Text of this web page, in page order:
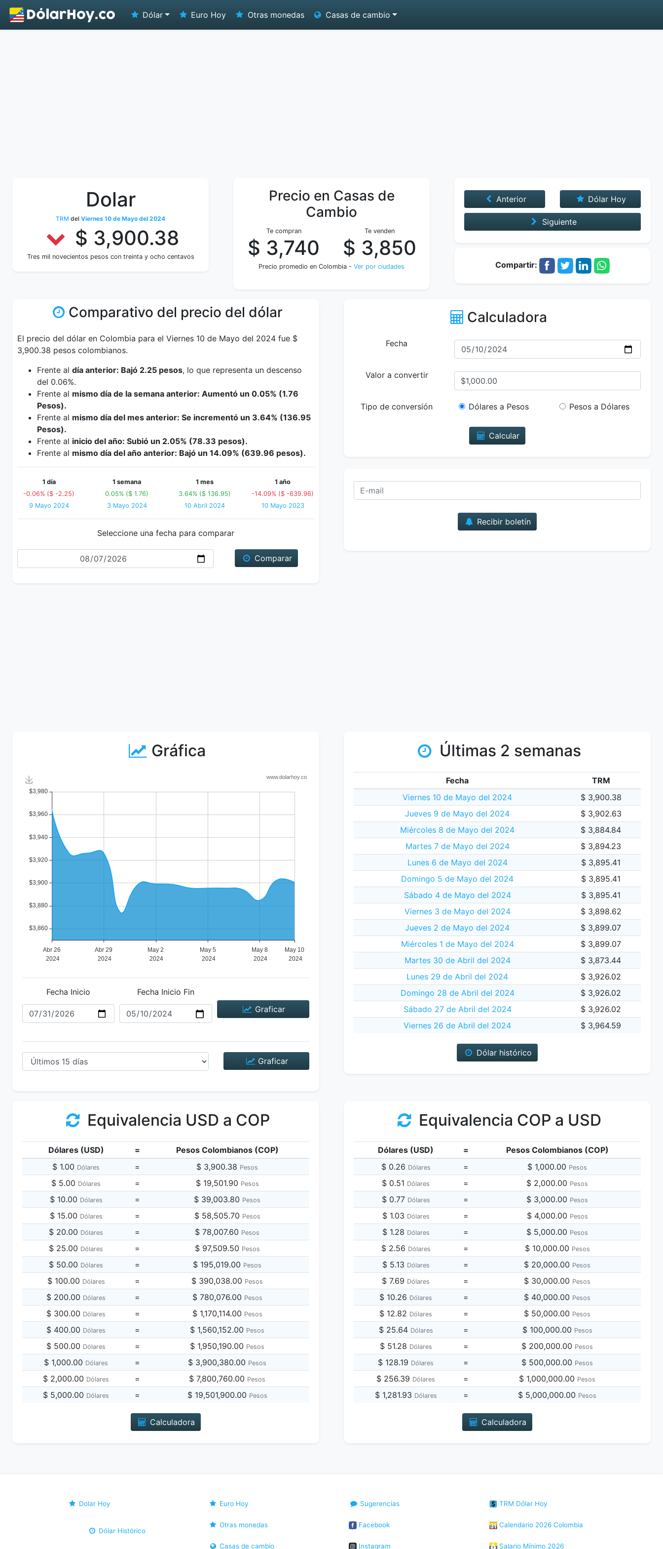
Dólar Euro Hoy Otras monedas Casas de cambio
Dolar
TRM del Viernes 10 de Mayo del 2024
$ 3,900.38
Tres mil novecientos pesos con treinta y ocho centavos
Precio en Casas de
Cambio
Te compran
$ 3,740
Te venden
$ 3,850
Precio promedio en Colombia - Ver por ciudades
Anterior Dólar Hoy
Siguiente
Compartir:
Comparativo del precio del dólar
El precio del dólar en Colombia para el Viernes 10 de Mayo del 2024 fue $
3,900.38 pesos colombianos.
Frente al día anterior: Bajó 2.25 pesos, lo que representa un descenso
del 0.06%.
Frente al mismo día de la semana anterior: Aumentó un 0.05% (1.76
Pesos).
Frente al mismo día del mes anterior: Se incrementó un 3.64% (136.95
Pesos).
Frente al inicio del año: Subió un 2.05% (78.33 pesos).
Frente al mismo día del año anterior: Bajó un 14.09% (639.96 pesos).
1 día
-0.06% ($ -2.25)
9 Mayo 2024
1 semana
0.05% ($ 1.76)
3 Mayo 2024
1 mes
3.64% ($ 136.95)
10 Abril 2024
1 año
-14.09% ($ -639.96)
10 Mayo 2023
Seleccione una fecha para comparar
Fecha
Comparar
Calculadora
Fecha
Valor a convertir
Tipo de conversión Dólares a Pesos Pesos a Dólares
Calcular
Recibir boletín
Gráfica
Fecha Inicio
Fecha Inicio Fin
Graficar
Graficar
Últimas 2 semanas
Fecha
TRM
Viernes 10 de Mayo del 2024
$ 3,900.38
Jueves 9 de Mayo del 2024
$ 3,902.63
Miércoles 8 de Mayo del 2024
$ 3,884.84
Martes 7 de Mayo del 2024
$ 3,894.23
Lunes 6 de Mayo del 2024
$ 3,895.41
Domingo 5 de Mayo del 2024
$ 3,895.41
Sábado 4 de Mayo del 2024
$ 3,895.41
Viernes 3 de Mayo del 2024
$ 3,898.62
Jueves 2 de Mayo del 2024
$ 3,899.07
Miércoles 1 de Mayo del 2024
$ 3,899.07
Martes 30 de Abril del 2024
$ 3,873.44
Lunes 29 de Abril del 2024
$ 3,926.02
Domingo 28 de Abril del 2024
$ 3,926.02
Sábado 27 de Abril del 2024
$ 3,926.02
Viernes 26 de Abril del 2024
$ 3,964.59
Dólar histórico
Equivalencia USD a COP
Dólares (USD) =
Pesos Colombianos (COP)
$ 1.00 Dólares = $ 3,900.38 Pesos
$ 5.00 Dólares = $ 19,501.90 Pesos
$ 10.00 Dólares = $ 39,003.80 Pesos
$ 15.00 Dólares = $ 58,505.70 Pesos
$ 20.00 Dólares = $ 78,007.60 Pesos
$ 25.00 Dólares = $ 97,509.50 Pesos
$ 50.00 Dólares = $ 195,019.00 Pesos
$ 100.00 Dólares = $ 390,038.00 Pesos
$ 200.00 Dólares = $ 780,076.00 Pesos
$ 300.00 Dólares = $ 1,170,114.00 Pesos
$ 400.00 Dólares = $ 1,560,152.00 Pesos
$ 500.00 Dólares = $ 1,950,190.00 Pesos
$ 1,000.00 Dólares = $ 3,900,380.00 Pesos
$ 2,000.00 Dólares = $ 7,800,760.00 Pesos
$ 5,000.00 Dólares = $ 19,501,900.00 Pesos
Calculadora
Equivalencia COP a USD
Dólares (USD) =
Pesos Colombianos (COP)
$ 0.26 Dólares = $ 1,000.00 Pesos
$ 0.51 Dólares = $ 2,000.00 Pesos
$ 0.77 Dólares = $ 3,000.00 Pesos
$ 1.03 Dólares = $ 4,000.00 Pesos
$ 1.28 Dólares = $ 5,000.00 Pesos
$ 2.56 Dólares = $ 10,000.00 Pesos
$ 5.13 Dólares = $ 20,000.00 Pesos
$ 7.69 Dólares = $ 30,000.00 Pesos
$ 10.26 Dólares = $ 40,000.00 Pesos
$ 12.82 Dólares = $ 50,000.00 Pesos
$ 25.64 Dólares = $ 100,000.00 Pesos
$ 51.28 Dólares = $ 200,000.00 Pesos
$ 128.19 Dólares = $ 500,000.00 Pesos
$ 256.39 Dólares = $ 1,000,000.00 Pesos
$ 1,281.93 Dólares = $ 5,000,000.00 Pesos
Calculadora
Dolar Hoy
Dólar Histórico
Euro Hoy
Otras monedas
Casas de cambio
Sugerencias
Facebook
Instagram
TRM Dólar Hoy
Calendario 2026 Colombia
Salario Mínimo 2026